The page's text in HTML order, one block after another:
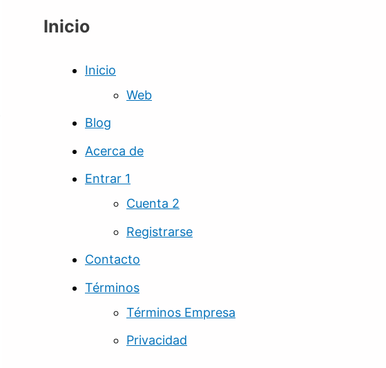
Inicio
Inicio
Web
Blog
Acerca de
Entrar 1
Cuenta 2
Registrarse
Contacto
Términos
Términos Empresa
Privacidad